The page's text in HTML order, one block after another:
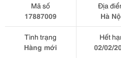
Mã số
17887009
Địa
Hà
Tình trạng
Hàng mới
Hết
02/02/